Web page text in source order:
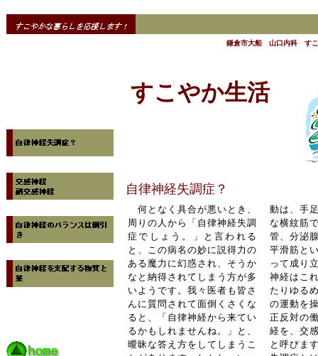
鎌倉市大船 山口内科 すこ
すこやか生活
自律神経失調症？
何となく具合が悪いとき、
周りの人から「自律神経失調
症でしょう。」と言われる
と、この病名の妙に説得力の
ある魔力に幻惑され、そうか
なと納得されてしまう方が多
いようです。我々医者も皆さ
んに質問されて面倒くさくな
ると、「自律神経から来てい
るかもしれませんね。」と、
曖昧な答え方をしてしまうこ
動は、手
な横紋筋
管、分泌
平滑筋と
って成り
神経はこ
たりゆる
の運動を
正反対の
経を、交
と呼びま